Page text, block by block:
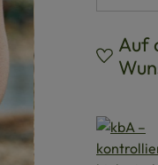
Auf